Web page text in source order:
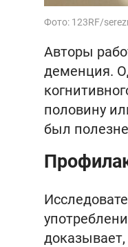
Фото: 123RF/
Авторы
деменция.
половину
был